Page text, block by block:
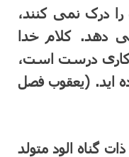
را درک نمی کنند،
دهد. کلام خدا
کاری درست است،
اید. (یعقوب فصل
گناه الود متولد